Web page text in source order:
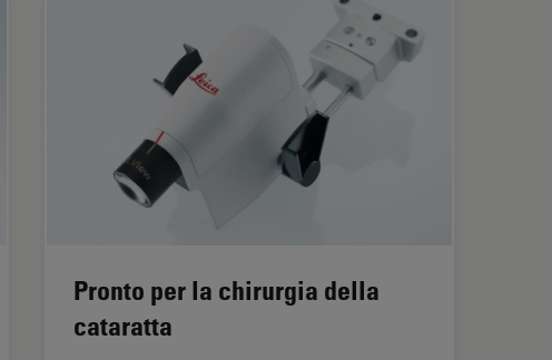
Pronto per la chirurgia della
cataratta